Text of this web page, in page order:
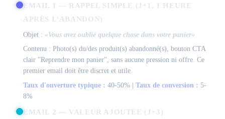
EMAIL 1 — RAPPEL SIMPLE (J+1, 1 HEURE
APRÈS L'ABANDON)
Objet : «Vous avez oublié quelque chose dans votre panier»
Contenu : Photo(s) du/des produit(s) abandonné(s), bouton CTA
clair "Reprendre mon panier", sans aucune pression ni offre. Ce
premier email doit être discret et utile.
Taux d'ouverture typique : 40-50% | Taux de conversion : 5-
8%
EMAIL 2 — VALEUR AJOUTÉE (J+3)